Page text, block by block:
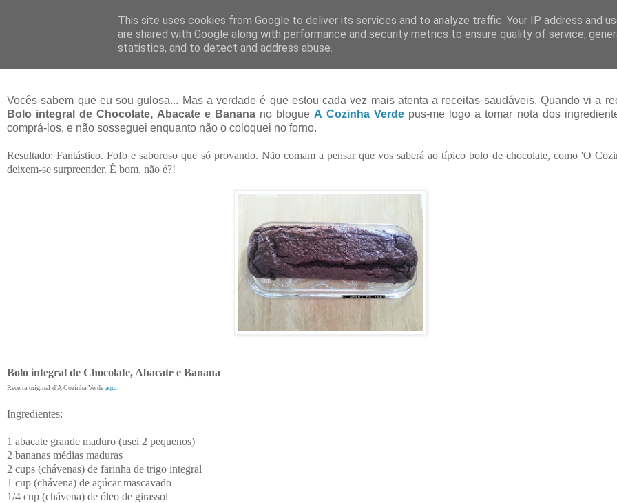
Bolo de chocolate saudável
Vocês sabem que eu sou gulosa... Mas a verdade é que estou cada vez mais atenta a receitas saudáveis. Quando vi a
Bolo integral de Chocolate, Abacate e Bananano blogue A Cozinha Verde pus-me logo a tomar nota dos
comprá-los, e não sosseguei enquanto não o coloquei no forno.
Resultado: Fantástico. Fofo e saboroso que só provando. Não comam a pensar que vos saberá ao típico bolo de chocolate, como 'O
deixem-se surpreender. É bom, não é?!
Bolo integral de Chocolate, Abacate e Banana
Receita original d'A Cozinha Verde aqui
Ingredientes:
1 abacate grande maduro (usei 2 pequenos)
2 bananas médias maduras
2 cups (chávenas) de farinha de trigo integral
1 cup (chávena) de açúcar mascavado
1/4 cup (chávena) de óleo de girassol
This site uses cookies from Google to deliver its services and to analyze traffic. Your IP address and
are shared with Google along with performance and security metrics to ensure quality of service,
statistics, and to detect and address abuse.